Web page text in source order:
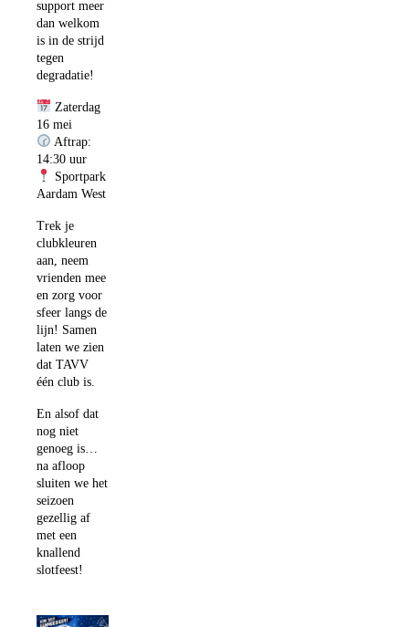
support meer
dan welkom
is in de strijd
tegen
degradatie!
Zaterdag
16 mei
Aftrap:
14:30 uur
Sportpark
Aardam West
Trek je
clubkleuren
aan, neem
vrienden mee
en zorg voor
sfeer langs de
lijn! Samen
laten we zien
dat TAVV
één club is.
En alsof dat
nog niet
genoeg is…
na afloop
sluiten we het
seizoen
gezellig af
met een
knallend
slotfeest!